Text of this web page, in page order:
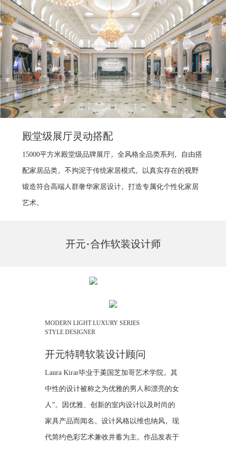
殿堂级展厅灵动搭配
15000平方米殿堂级品牌展厅，全风格全品类系列，自由搭
配家居品类，不拘泥于传统家居模式，以真实存在的视野
锻造符合高端人群奢华家居设计，打造专属化个性化家居
艺术。
开元·合作软装设计师
MODERN LIGHT LUXURY SERIES
STYLE DESIGNER
开元特聘软装设计顾问
Laura Kirar毕业于美国芝加哥艺术学院，其
中性的设计被称之为优雅的男人和漂亮的女
人”。因优雅、创新的室内设计以及时尚的
家具产品而闻名。设计风格以维也纳风，现
代简约色彩艺术兼收并蓄为主。作品发表于